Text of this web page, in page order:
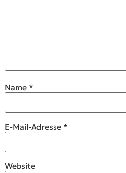
Name *
E-Mail-Adresse *
Website